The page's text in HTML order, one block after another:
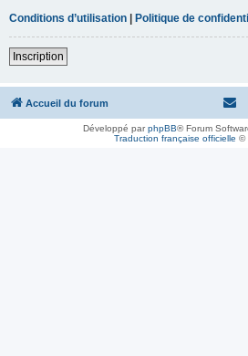
Conditions d’utilisation | Politique de
Inscription
Accueil du forum
Développé parphpBB® Forum
Traduction française officielle ©